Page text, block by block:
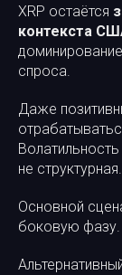
XRP остаётся
контекста
спроса.
Даже
не структурная.
Основной
боковую фазу.